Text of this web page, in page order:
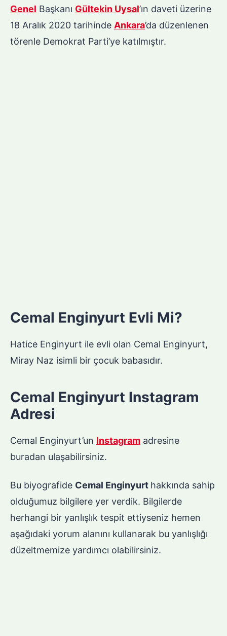
Genel Başkanı Gültekin Uysal’ın daveti üzerine
18 Aralık 2020 tarihinde Ankara’da düzenlenen
törenle Demokrat Parti’ye katılmıştır.
Cemal Enginyurt Evli Mi?
Hatice Enginyurt ile evli olan Cemal Enginyurt,
Miray Naz isimli bir çocuk babasıdır.
Cemal Enginyurt Instagram
Adresi
Cemal Enginyurt’un Instagram adresine
buradan ulaşabilirsiniz.
Bu biyografide Cemal Enginyurt hakkında sahip
olduğumuz bilgilere yer verdik. Bilgilerde
herhangi bir yanlışlık tespit ettiyseniz hemen
aşağıdaki yorum alanını kullanarak bu yanlışlığı
düzeltmemize yardımcı olabilirsiniz.